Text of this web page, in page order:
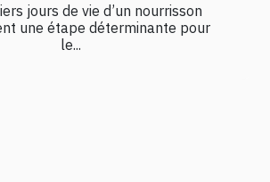
jours de vie d’un nourrisson
une étape déterminante pour
le...